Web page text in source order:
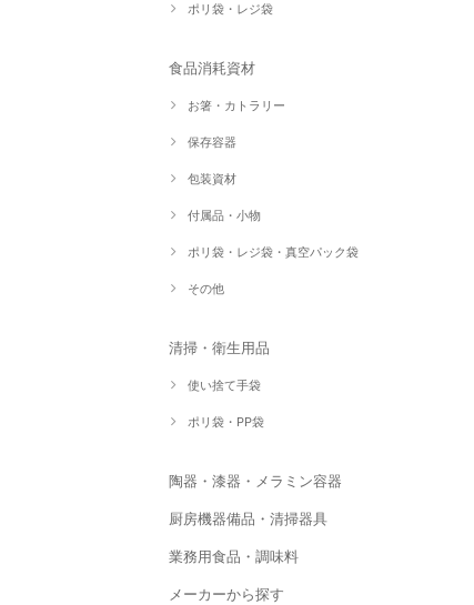
ポリ袋・レジ袋
食品消耗資材
お箸・カトラリー
保存容器
包装資材
付属品・小物
ポリ袋・レジ袋・真空パック袋
その他
清掃・衛生用品
使い捨て手袋
ポリ袋・PP袋
陶器・漆器・メラミン容器
厨房機器備品・清掃器具
業務用食品・調味料
メーカーから探す